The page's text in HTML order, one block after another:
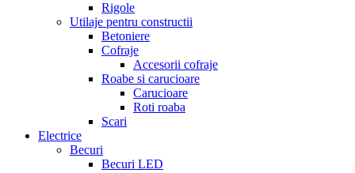
Rigole
Utilaje pentru constructii
Betoniere
Cofraje
Accesorii cofraje
Roabe si carucioare
Carucioare
Roti roaba
Scari
Electrice
Becuri
Becuri LED